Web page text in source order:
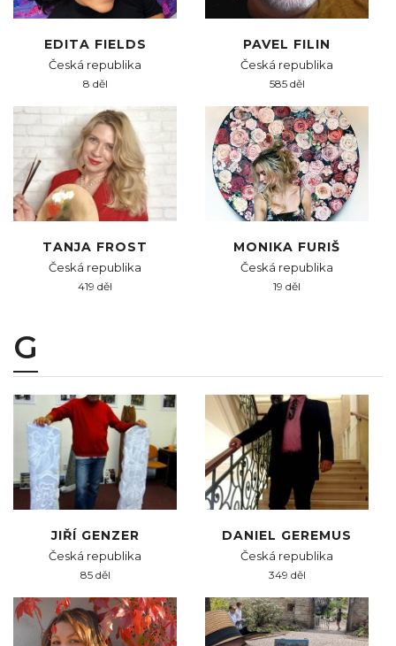
EDITA FIELDS
Česká republika
8 děl
PAVEL FILIN
Česká republika
585 děl
TANJA FROST
Česká republika
419 děl
MONIKA FURIŠ
Česká republika
19 děl
G
JIŘÍ GENZER
Česká republika
85 děl
DANIEL GEREMUS
Česká republika
349 děl